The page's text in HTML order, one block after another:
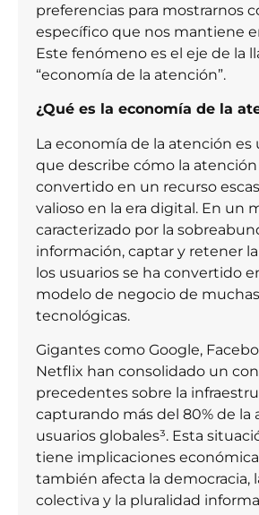
preferencias para mostrarnos
específico que nos mantiene
Este fenómeno es el eje de la
“economía de la atención”.
¿Qué es la economía de la
La economía de la atención
que describe cómo la
convertido en un recurso
valioso en la era digital. En un
caracterizado por la
información, captar y retener
los usuarios se ha convertido
modelo de negocio de
tecnológicas.
Gigantes como Google,
Netflix han consolidado un
precedentes sobre la
capturando más del 80% de la
usuarios globales³. Esta
tiene implicaciones
también afecta la democracia,
colectiva y la pluralidad